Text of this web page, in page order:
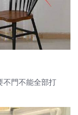
不門不能全部打